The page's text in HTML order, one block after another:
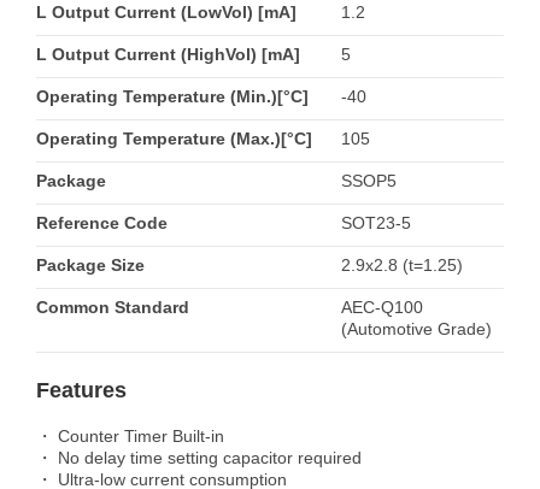
L Output Current (LowVol) [mA] 1.2
L Output Current (HighVol) [mA] 5
Operating Temperature (Min.)[°C] -40
Operating Temperature (Max.)[°C] 105
Package SSOP5
Reference Code SOT23-5
Package Size 2.9x2.8 (t=1.25)
Common Standard
AEC-Q100
(Automotive Grade)
Features
・ Counter Timer Built-in
・ No delay time setting capacitor required
・ Ultra-low current consumption